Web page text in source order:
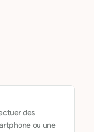
des
ou une